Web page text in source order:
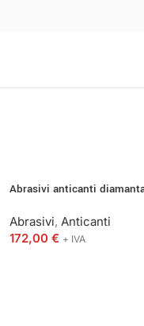
Abrasivi anticanti
Abrasivi, Anticanti
172,00 € + IVA